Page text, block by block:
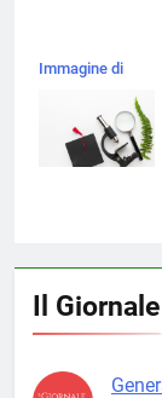
Immagine di
Il Giornale